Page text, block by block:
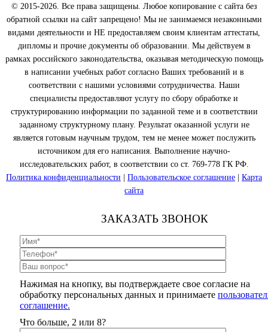
© 2015-2026. Все права защищены. Любое копирование с сайта без
обратной ссылки на сайт запрещено! Мы не занимаемся незаконными
видами деятельности и НЕ предоставляем своим клиентам аттестаты,
дипломы и прочие документы об образовании. Мы действуем в
рамках российского законодательства, оказывая методическую помощь
в написании учебных работ согласно Ваших требований и в
соответствии с нашими условиями сотрудничества. Наши
специалисты предоставляют услугу по сбору обработке и
структурированию информации по заданной теме и в соответствии
заданному структурному плану. Результат оказанной услуги не
является готовым научным трудом, тем не менее может послужить
источником для его написания. Выполнение научно-
исследовательских работ, в соответствии со ст. 769-778 ГК РФ.
Политика конфиденциальности | Пользовательское соглашение | Карта
сайта
ЗАКАЗАТЬ ЗВОНОК
Нажимая на кнопку, вы подтверждаете свое согласие на
обработку персональных данных и принимаете
соглашение.
Что больше, 2 или 8?